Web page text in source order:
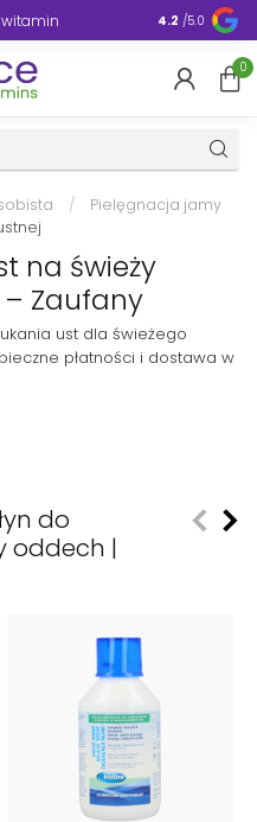
4.2 /5.0
0
/
Pielęgnacja jamy
na świeży
Zaufany
ust dla świeżego
płatności i dostawa w
do
oddech |